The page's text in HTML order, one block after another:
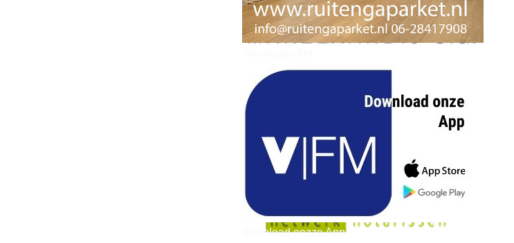
zielman
download onzze App